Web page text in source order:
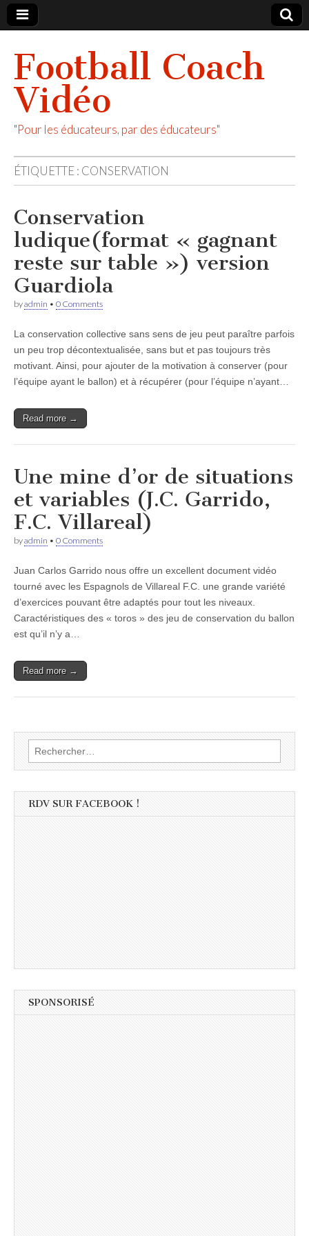
Football Coach
Vidéo
"Pour les éducateurs, par des éducateurs"
ÉTIQUETTE : CONSERVATION
Conservation
ludique(format « gagnant
reste sur table ») version
Guardiola
byadmin • 0 Comments
La conservation collective sans sens de jeu peut paraître parfois
un peu trop décontextualisée, sans but et pas toujours très
motivant. Ainsi, pour ajouter de la motivation à conserver (pour
l’équipe ayant le ballon) et à récupérer (pour l’équipe n’ayant…
Read more →
Une mine d’or de situations
et variables (J.C. Garrido,
F.C. Villareal)
byadmin • 0 Comments
Juan Carlos Garrido nous offre un excellent document vidéo
tourné avec les Espagnols de Villareal F.C. une grande variété
d’exercices pouvant être adaptés pour tout les niveaux.
Caractéristiques des « toros » des jeu de conservation du ballon
est qu’il n’y a…
Read more →
Rechercher :
RDV SUR FACEBOOK !
SPONSORISÉ